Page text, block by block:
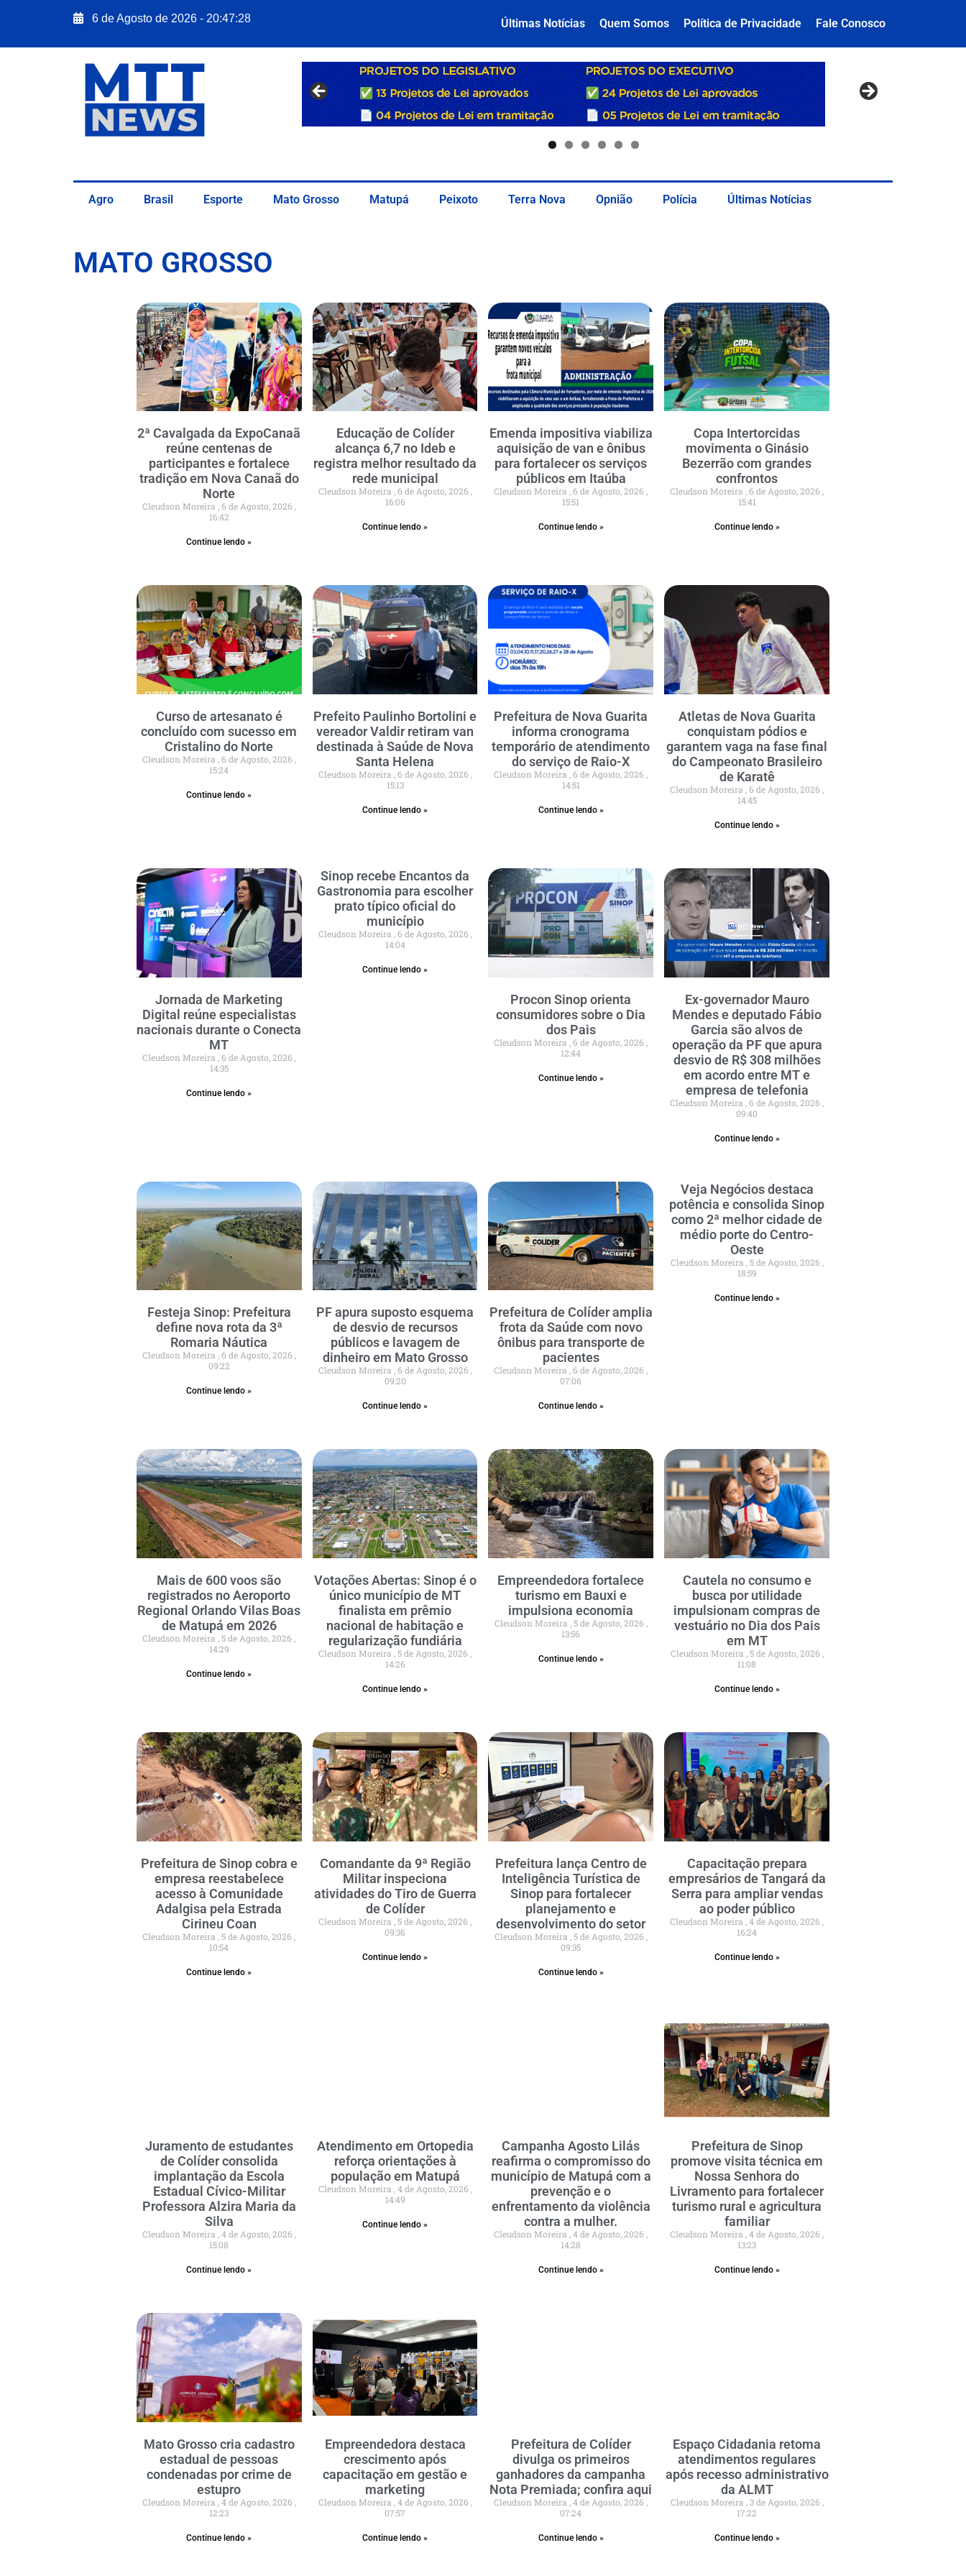
6 de Agosto de 2026 - 20:47:30 Últimas Notícias Quem Somos Política de Privacidade Fale Conosco
Agro Brasil Esporte Mato Grosso Matupá Peixoto Terra Nova Opnião Polícia Últimas Notícias
MATO GROSSO
2ª Cavalgada da ExpoCanaã
reúne centenas de
participantes e fortalece
tradição em Nova Canaã do
Norte
Cleudson Moreira 6 de Agosto, 2026
16:42
Continue lendo »
Educação de Colíder
alcança 6,7 no Ideb e
registra melhor resultado da
rede municipal
Cleudson Moreira 6 de Agosto, 2026
16:06
Continue lendo »
Emenda impositiva viabiliza
aquisição de van e ônibus
para fortalecer os serviços
públicos em Itaúba
Cleudson Moreira 6 de Agosto, 2026
15:51
Continue lendo »
Copa Intertorcidas
movimenta o Ginásio
Bezerrão com grandes
confrontos
Cleudson Moreira 6 de Agosto, 2026
15:41
Continue lendo »
Curso de artesanato é
concluído com sucesso em
Cristalino do Norte
Cleudson Moreira 6 de Agosto, 2026
15:24
Continue lendo »
Prefeito Paulinho Bortolini e
vereador Valdir retiram van
destinada à Saúde de Nova
Santa Helena
Cleudson Moreira 6 de Agosto, 2026
15:13
Continue lendo »
Prefeitura de Nova Guarita
informa cronograma
temporário de atendimento
do serviço de Raio-X
Cleudson Moreira 6 de Agosto, 2026
14:51
Continue lendo »
Atletas de Nova Guarita
conquistam pódios e
garantem vaga na fase final
do Campeonato Brasileiro
de Karatê
Cleudson Moreira 6 de Agosto, 2026
14:45
Continue lendo »
Jornada de Marketing
Digital reúne especialistas
nacionais durante o Conecta
MT
Cleudson Moreira 6 de Agosto, 2026
14:35
Continue lendo »
Sinop recebe Encantos da
Gastronomia para escolher
prato típico oficial do
município
Cleudson Moreira 6 de Agosto, 2026
14:04
Continue lendo »
Procon Sinop orienta
consumidores sobre o Dia
dos Pais
Cleudson Moreira 6 de Agosto, 2026
12:44
Continue lendo »
Ex-governador Mauro
Mendes e deputado Fábio
Garcia são alvos de
operação da PF que apura
desvio de R$ 308 milhões
em acordo entre MT e
empresa de telefonia
Cleudson Moreira 6 de Agosto, 2026
09:40
Continue lendo »
Festeja Sinop: Prefeitura
define nova rota da 3ª
Romaria Náutica
Cleudson Moreira 6 de Agosto, 2026
09:22
Continue lendo »
PF apura suposto esquema
de desvio de recursos
públicos e lavagem de
dinheiro em Mato Grosso
Cleudson Moreira 6 de Agosto, 2026
09:20
Continue lendo »
Prefeitura de Colíder amplia
frota da Saúde com novo
ônibus para transporte de
pacientes
Cleudson Moreira 6 de Agosto, 2026
07:06
Continue lendo »
Veja Negócios destaca
potência e consolida Sinop
como 2ª melhor cidade de
médio porte do Centro-
Oeste
Cleudson Moreira 5 de Agosto, 2026
18:59
Continue lendo »
Mais de 600 voos são
registrados no Aeroporto
Regional Orlando Vilas Boas
de Matupá em 2026
Cleudson Moreira 5 de Agosto, 2026
14:29
Continue lendo »
Votações Abertas: Sinop é o
único município de MT
finalista em prêmio
nacional de habitação e
regularização fundiária
Cleudson Moreira 5 de Agosto, 2026
14:26
Continue lendo »
Empreendedora fortalece
turismo em Bauxi e
impulsiona economia
Cleudson Moreira 5 de Agosto, 2026
13:56
Continue lendo »
Cautela no consumo e
busca por utilidade
impulsionam compras de
vestuário no Dia dos Pais
em MT
Cleudson Moreira 5 de Agosto, 2026
11:08
Continue lendo »
Prefeitura de Sinop cobra e
empresa reestabelece
acesso à Comunidade
Adalgisa pela Estrada
Cirineu Coan
Cleudson Moreira 5 de Agosto, 2026
10:54
Continue lendo »
Comandante da 9ª Região
Militar inspeciona
atividades do Tiro de Guerra
de Colíder
Cleudson Moreira 5 de Agosto, 2026
09:36
Continue lendo »
Prefeitura lança Centro de
Inteligência Turística de
Sinop para fortalecer
planejamento e
desenvolvimento do setor
Cleudson Moreira 5 de Agosto, 2026
09:35
Continue lendo »
Capacitação prepara
empresários de Tangará da
Serra para ampliar vendas
ao poder público
Cleudson Moreira 4 de Agosto, 2026
16:24
Continue lendo »
Juramento de estudantes
de Colíder consolida
implantação da Escola
Estadual Cívico-Militar
Professora Alzira Maria da
Silva
Cleudson Moreira 4 de Agosto, 2026
15:08
Continue lendo »
Atendimento em Ortopedia
reforça orientações à
população em Matupá
Cleudson Moreira 4 de Agosto, 2026
14:49
Continue lendo »
Campanha Agosto Lilás
reafirma o compromisso do
município de Matupá com a
prevenção e o
enfrentamento da violência
contra a mulher.
Cleudson Moreira 4 de Agosto, 2026
14:28
Continue lendo »
Prefeitura de Sinop
promove visita técnica em
Nossa Senhora do
Livramento para fortalecer
turismo rural e agricultura
familiar
Cleudson Moreira 4 de Agosto, 2026
13:23
Continue lendo »
Mato Grosso cria cadastro
estadual de pessoas
condenadas por crime de
estupro
Cleudson Moreira 4 de Agosto, 2026
12:23
Continue lendo »
Empreendedora destaca
crescimento após
capacitação em gestão e
marketing
Cleudson Moreira 4 de Agosto, 2026
07:57
Continue lendo »
Prefeitura de Colíder
divulga os primeiros
ganhadores da campanha
Nota Premiada; confira aqui
Cleudson Moreira 4 de Agosto, 2026
07:24
Continue lendo »
Espaço Cidadania retoma
atendimentos regulares
após recesso administrativo
da ALMT
Cleudson Moreira 3 de Agosto, 2026
17:22
Continue lendo »